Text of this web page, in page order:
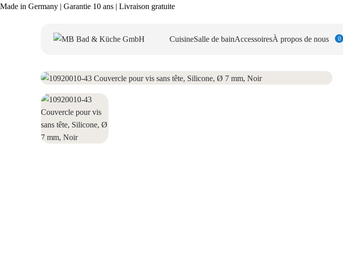
Made in Germany | Garantie 10 ans | Livraison gratuite
CuisineSalle de bainAccessoiresÀ propos de nous 0